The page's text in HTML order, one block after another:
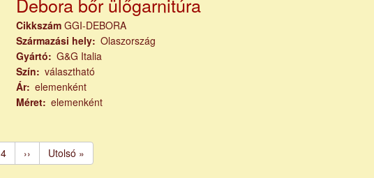
Cikkszám GGI-DEBORA
Származási hely
Olaszország
Gyártó
G&G Italia
Szín
választható
Ár elemenként
Méret
elemenként
Page
4
Következő
oldal
››
Utolsó
oldal
Utolsó »